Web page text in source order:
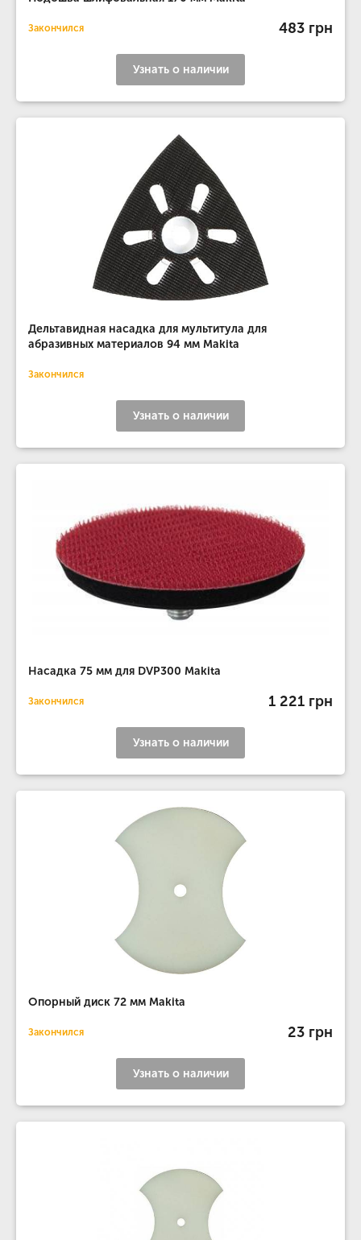
Закончился 483 грн
Узнать о наличии
Дельтавидная насадка для мультитула для
абразивных материалов 94 мм Makita
Закончился
Узнать о наличии
Насадка 75 мм для DVP300 Makita
Закончился 1 221 грн
Узнать о наличии
Опорный диск 72 мм Makita
Закончился 23 грн
Узнать о наличии